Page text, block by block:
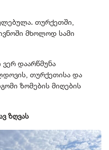
თურქეთში,
მხოლოდ სამი
ვერ დაარწმუნა
თურქეთისა და
ზომების მიღების
ზღვას